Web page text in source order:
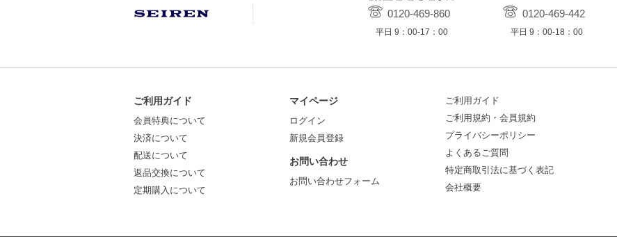
0120-469-860
平日 9：00-17：00
0120-469-442
平日 9：00-18：00
ご利用ガイド
会員特典について
決済について
配送について
返品交換について
定期購入について
マイページ
ログイン
新規会員登録
お問い合わせ
お問い合わせフォーム
ご利用ガイド
ご利用規約・会員規約
プライバシーポリシー
よくあるご質問
特定商取引法に基づく表記
会社概要